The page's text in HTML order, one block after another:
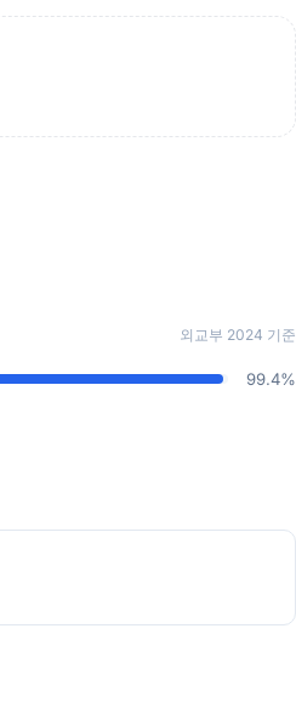
외교부 2024 기준
99.4%